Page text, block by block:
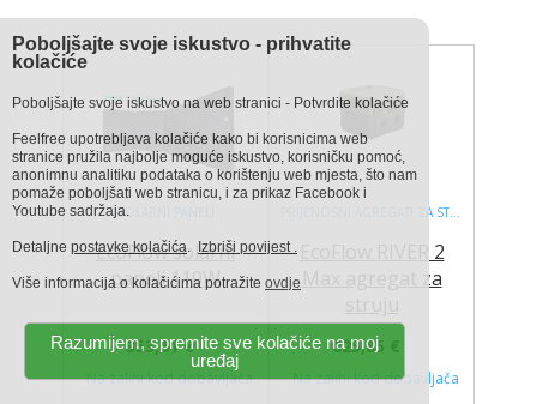
SOLARNI PANELI
EcoFlow solarni
paneli 110W
353,61 €
Na zalihi kod dobavljača
PRIJENOSNI AGREGATI ZA STRUJU
EcoFlow RIVER 2
Max agregat za
625,85 €
Na zalihi kod dobavljača
Poboljšajte svoje iskustvo - prihvatite
kolačiće
Poboljšajte svoje iskustvo na web stranici - Potvrdite kolačiće
Feelfree upotrebljava kolačiće kako bi korisnicima web
stranice pružila najbolje moguće iskustvo, korisničku pomoć,
anonimnu analitiku podataka o korištenju web mjesta, što nam
pomaže poboljšati web stranicu, i za prikaz Facebook i
Youtube sadržaja.
Detaljne postavke kolačića. Izbriši povijest .
Više informacija o kolačićima potražite ovdje
Razumijem, spremite sve kolačiće na moj
uređaj